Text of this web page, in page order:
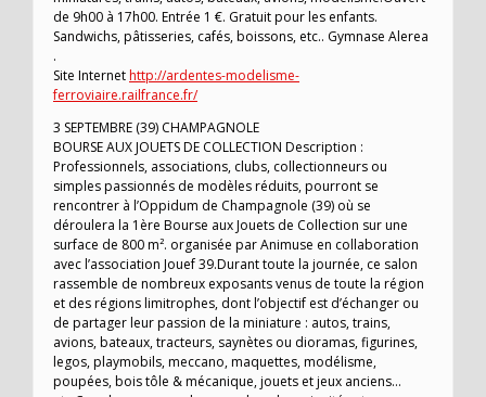
de 9h00 à 17h00. Entrée 1 €. Gratuit pour les enfants.
Sandwichs, pâtisseries, cafés, boissons, etc.. Gymnase Alerea
.
Site Internethttp://ardentes-modelisme-
ferroviaire.railfrance.fr/
3 SEPTEMBRE (39) CHAMPAGNOLE
BOURSE AUX JOUETS DE COLLECTION Description :
Professionnels, associations, clubs, collectionneurs ou
simples passionnés de modèles réduits, pourront se
rencontrer à l’Oppidum de Champagnole (39) où se
déroulera la 1ère Bourse aux Jouets de Collection sur une
surface de 800 m². organisée par Animuse en collaboration
avec l’association Jouef 39.Durant toute la journée, ce salon
rassemble de nombreux exposants venus de toute la région
et des régions limitrophes, dont l’objectif est d’échanger ou
de partager leur passion de la miniature : autos, trains,
avions, bateaux, tracteurs, saynètes ou dioramas, figurines,
legos, playmobils, meccano, maquettes, modélisme,
poupées, bois tôle & mécanique, jouets et jeux anciens…